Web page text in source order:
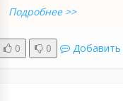
Подробнее >>
0 0